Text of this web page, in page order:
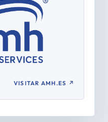
VISITAR AMH.ES ↗